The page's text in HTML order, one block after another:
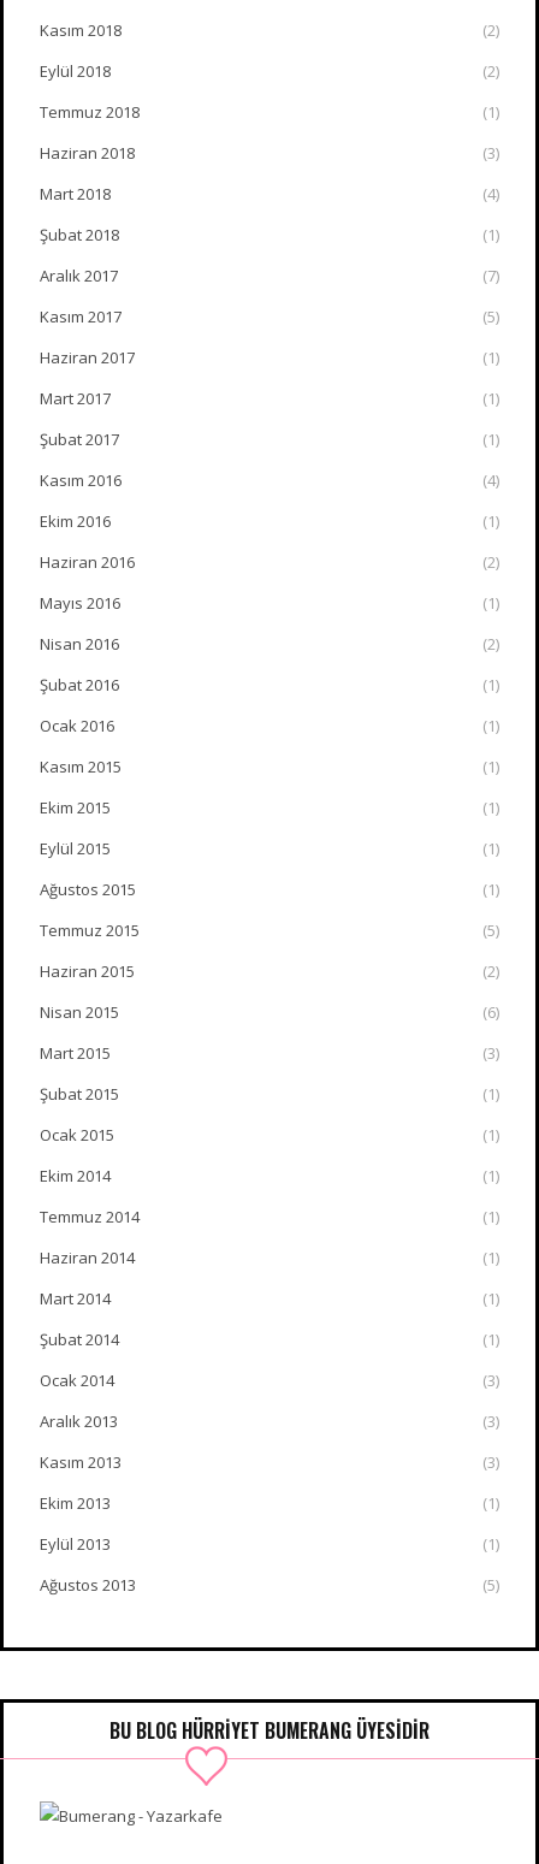
Kasım 2018
(2)
Eylül 2018
(2)
Temmuz 2018
(1)
Haziran 2018
(3)
Mart 2018
(4)
Şubat 2018
(1)
Aralık 2017
(7)
Kasım 2017
(5)
Haziran 2017
(1)
Mart 2017
(1)
Şubat 2017
(1)
Kasım 2016
(4)
Ekim 2016
(1)
Haziran 2016
(2)
Mayıs 2016
(1)
Nisan 2016
(2)
Şubat 2016
(1)
Ocak 2016
(1)
Kasım 2015
(1)
Ekim 2015
(1)
Eylül 2015
(1)
Ağustos 2015
(1)
Temmuz 2015
(5)
Haziran 2015
(2)
Nisan 2015
(6)
Mart 2015
(3)
Şubat 2015
(1)
Ocak 2015
(1)
Ekim 2014
(1)
Temmuz 2014
(1)
Haziran 2014
(1)
Mart 2014
(1)
Şubat 2014
(1)
Ocak 2014
(3)
Aralık 2013
(3)
Kasım 2013
(3)
Ekim 2013
(1)
Eylül 2013
(1)
Ağustos 2013
(5)
BU BLOG HÜRRIYET BUMERANG ÜYESIDIR